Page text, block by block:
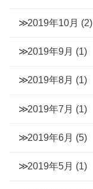
2019年10月 (2)
2019年9月 (1)
2019年8月 (1)
2019年7月 (1)
2019年6月 (5)
2019年5月 (1)